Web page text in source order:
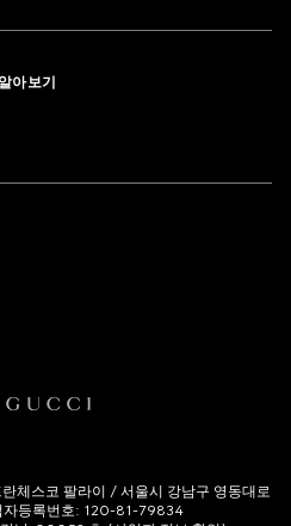
아보기
체스코 팔라이 / 서울시 강남구 영동대로
자등록번호: 120-81-79834